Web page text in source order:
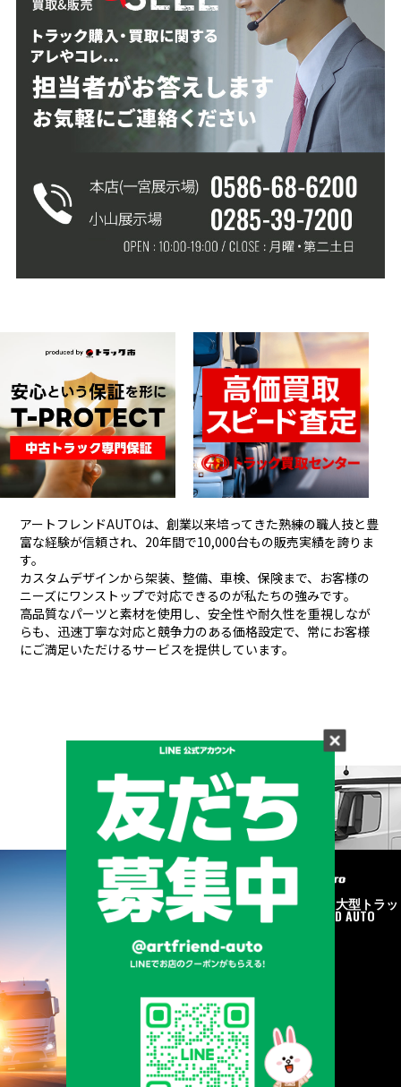
アートフレンドAUTOは、創業以来培ってきた熟練の職人技と豊
富な経験が信頼され、 20年間で10,000台もの販売実績を誇りま
す。
カスタムデザインから架装、整備、車検、保険まで、お客様の
ニーズにワンストップで対応できるのが私たちの強みです。
高品質なパーツと素材を使用し、安全性や耐久性を重視しなが
らも、 迅速丁寧な対応と競争力のある価格設定で、常にお客様
にご満足いただけるサービスを提供しています。
メーカーと形状から探す
BRAND & TYPE
©2020中古トラック・大型トラッ
ク販売はART FRIEND AUTO